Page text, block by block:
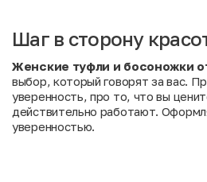
Шаг в сторону
Женские туфли и босоножки
выбор, который говорят за вас.
уверенность, про то, что вы
действительно работают.
уверенностью.